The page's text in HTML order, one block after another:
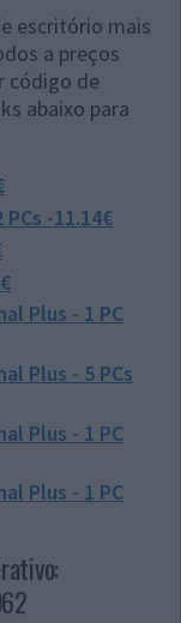
escritório mais
a preços
código de
abaixo para
-11.14€
Plus - 1 PC
Plus - 5 PCs
Plus - 1 PC
Plus - 1 PC